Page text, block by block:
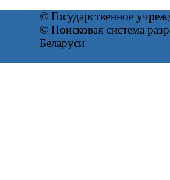
© Государственное
© Поисковая система
Беларуси